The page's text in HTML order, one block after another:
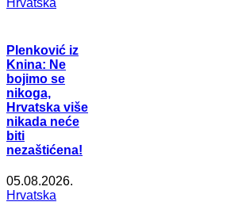
Plenković iz
Knina: Ne
bojimo se
nikoga,
Hrvatska više
nikada neće
biti
nezaštićena!
05.08.2026.
Hrvatska